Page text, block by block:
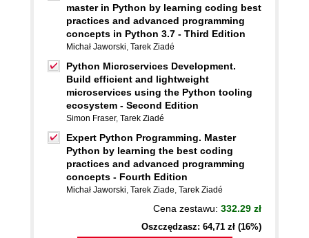
master in Python by learning coding best
practices and advanced programming
concepts in Python 3.7 - Third Edition
Michał Jaworski, Tarek Ziadé
Python Microservices Development.
Build efficient and lightweight
microservices using the Python tooling
ecosystem - Second Edition
Simon Fraser, Tarek Ziadé
Expert Python Programming. Master
Python by learning the best coding
practices and advanced programming
concepts - Fourth Edition
Michał Jaworski, Tarek Ziade, Tarek Ziadé
Cena zestawu: 332.29 zł
Oszczędzasz: 64,71 zł (16%)